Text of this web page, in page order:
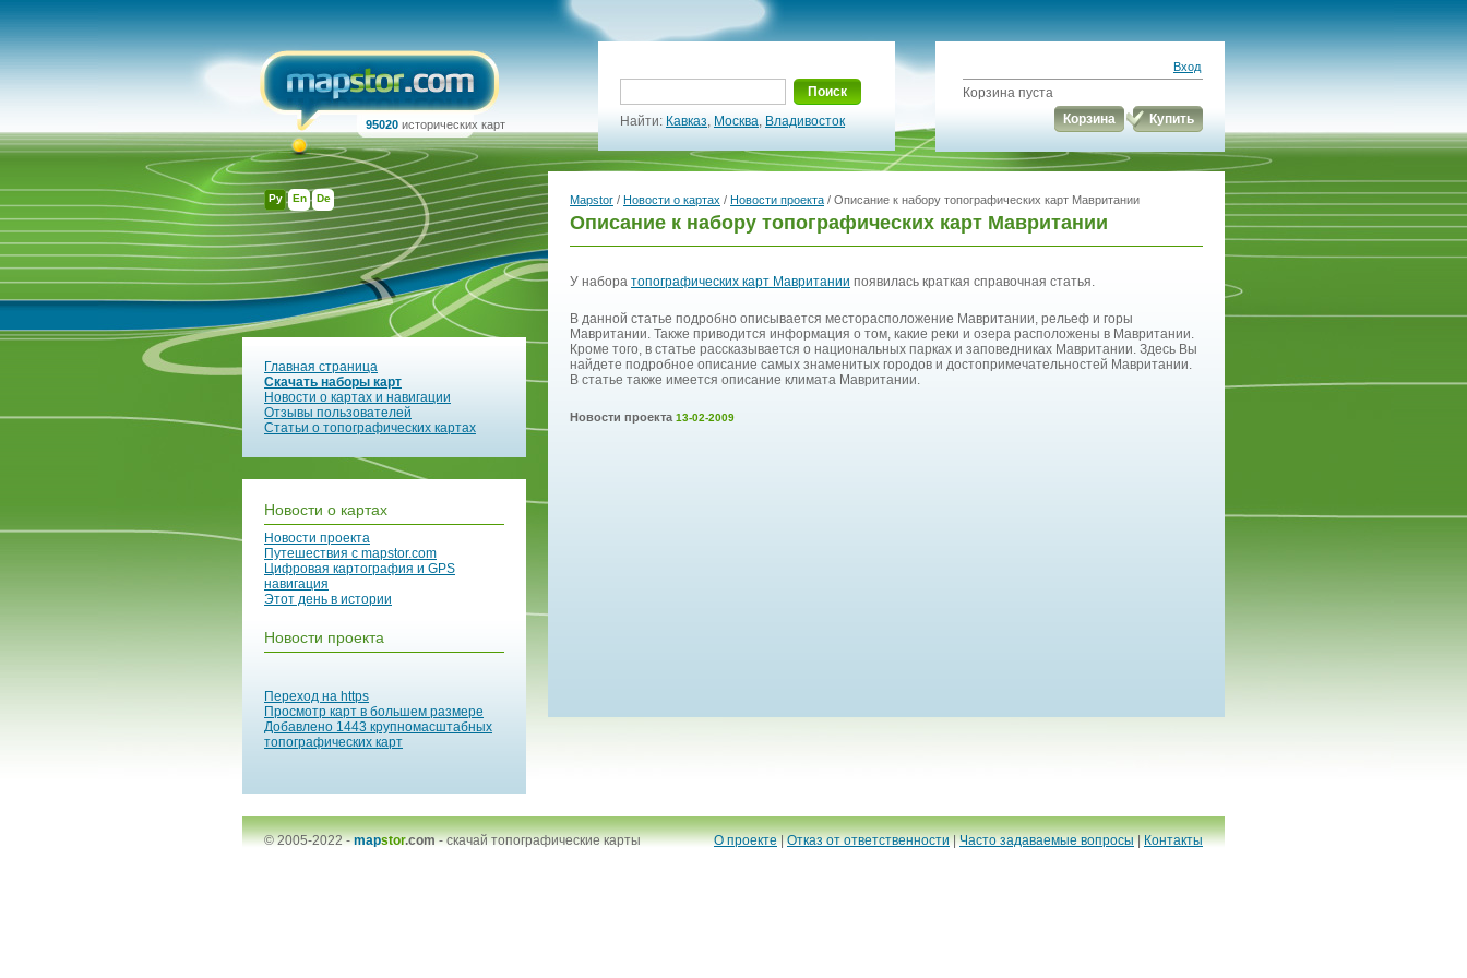
Ру En De
95020 исторических карт
Поиск
Найти: Кавказ, Москва, Владивосток
Вход
Корзина пуста
Корзина
Купить
Главная страница
Скачать наборы карт
Новости о картах и навигации
Отзывы пользователей
Статьи о топографических картах
Новости о картах
Новости проекта
Путешествия с mapstor.com
Цифровая картография и GPS
навигация
Этот день в истории
Новости проекта
Переход на https
Просмотр карт в большем размере
Добавлено 1443 крупномасштабных
топографических карт
Mapstor / Новости о картах / Новости проекта / Описание к набору топографических карт Мавритании
Описание к набору топографических карт Мавритании
У набора топографических карт Мавритании появилась краткая справочная статья.
В данной статье подробно описывается месторасположение Мавритании, рельеф и горы
Мавритании. Также приводится информация о том, какие реки и озера расположены в Мавритании.
Кроме того, в статье рассказывается о национальных парках и заповедниках Мавритании. Здесь Вы
найдете подробное описание самых знаменитых городов и достопримечательностей Мавритании.
В статье также имеется описание климата Мавритании.
Новости проекта 13-02-2009
© 2005-2022 -mapstor.com-скачай топографические карты О проекте|Отказ от ответственности|Часто задаваемые вопросы|Контакты